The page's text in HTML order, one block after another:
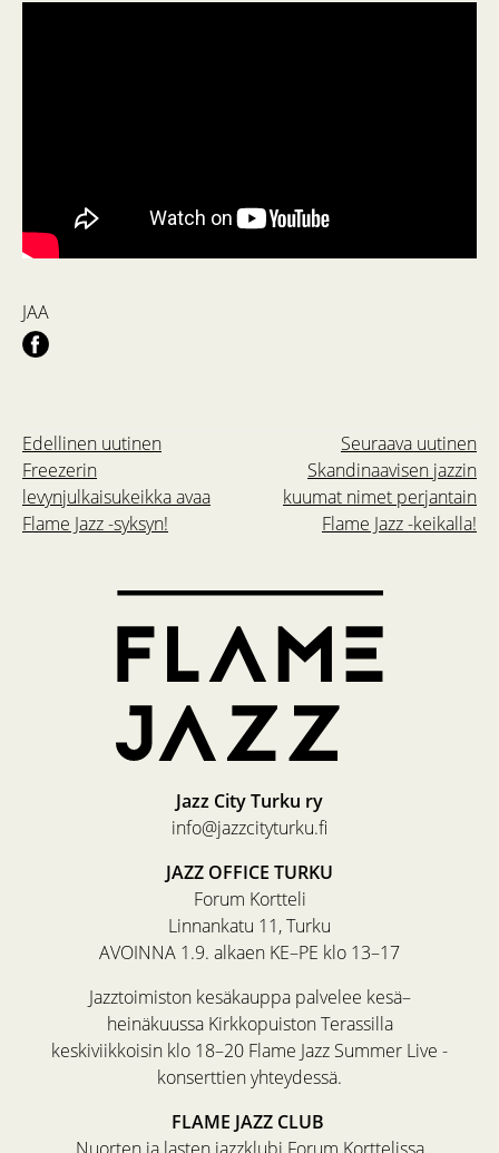
JAA
Seuraava uutinen
Skandinaavisen jazzin
kuumat nimet perjantain
Flame Jazz -keikalla!
Edellinen uutinen
Freezerin
levynjulkaisukeikka avaa
Flame Jazz -syksyn!
Jazz City Turku ry
info@jazzcityturku.fi
JAZZ OFFICE TURKU
Forum Kortteli
Linnankatu 11, Turku
AVOINNA 1.9. alkaen KE–PE klo 13–17
Jazztoimiston kesäkauppa palvelee kesä–
heinäkuussa Kirkkopuiston Terassilla
keskiviikkoisin klo 18–20 Flame Jazz Summer Live -
konserttien yhteydessä.
FLAME JAZZ CLUB